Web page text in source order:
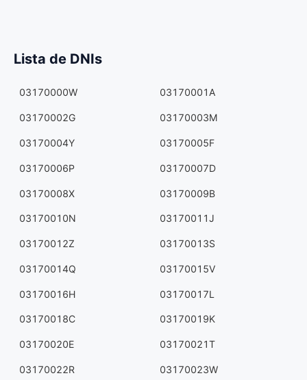
Lista de DNIs
03170000W 03170001A
03170002G 03170003M
03170004Y 03170005F
03170006P 03170007D
03170008X 03170009B
03170010N 03170011J
03170012Z 03170013S
03170014Q 03170015V
03170016H 03170017L
03170018C 03170019K
03170020E 03170021T
03170022R 03170023W